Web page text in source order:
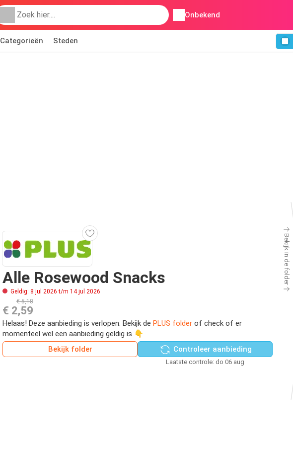
Onbekend
Categorieën Steden
Alle Rosewood Snacks
Geldig: 8 jul 2026 t/m 14 jul 2026
€ 5,18
€ 2,59
Helaas! Deze aanbieding is verlopen. Bekijk de PLUS folder of check of er
momenteel wel een aanbieding geldig is 👇
Bekijk folder
Controleer aanbieding
Laatste controle: do 06 aug
Bekijk in de folder